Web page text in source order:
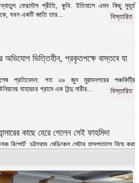
ফেরদৌস প্রীতি, কুবি: ইতিহাসে এমন কিছু মুহূর্ত
যখন একটি জাতি তার...
বিস্তারিত
অভিযোগ ভিত্তিহীন, প্রকৃতপক্ষে বাস্তবে যা
প্রতিবেদন: গত ২৬ জুন মুরাদনগরের পঞ্চকিট্রি
বাহারচর গ্রামে এক হিন্দু নারীর...
বিস্তারিত
কাছে হেরে গেলেন সেই ফাহমিদা
রিপোর্ট: চট্টগ্রাম মেডিকেল সেন্টার হাসপাতালে বিয়ে করা